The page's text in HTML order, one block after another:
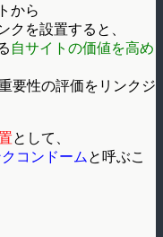
から
を設置すると、
自サイトの価値を高め
要性の評価をリンクジ
として、
クコンドーム と呼ぶこ